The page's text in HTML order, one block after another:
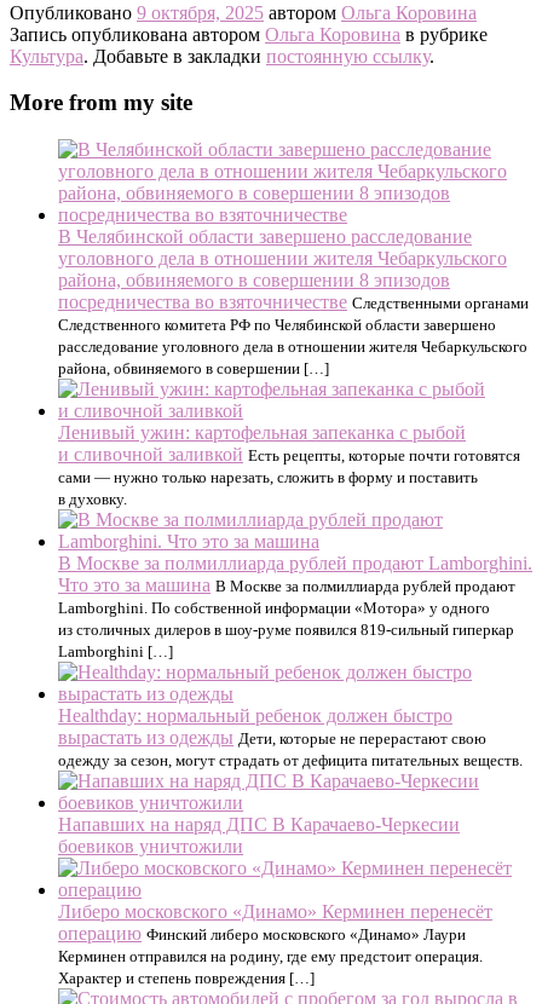
Опубликовано 9 октября, 2025 автором Ольга Коровина
Запись опубликована автором Ольга Коровина в рубрике
Культура. Добавьте в закладки постоянную ссылку.
More from my site
В Челябинской области завершено расследование
уголовного дела в отношении жителя Чебаркульского
района, обвиняемого в совершении 8 эпизодов
посредничества во взяточничестве Следственными органами
Следственного комитета РФ по Челябинской области завершено
расследование уголовного дела в отношении жителя Чебаркульского
района, обвиняемого в совершении […]
Ленивый ужин: картофельная запеканка с рыбой
и сливочной заливкой Есть рецепты, которые почти готовятся
сами — нужно только нарезать, сложить в форму и поставить
в духовку.
В Москве за полмиллиарда рублей продают Lamborghini.
Что это за машина В Москве за полмиллиарда рублей продают
Lamborghini. По собственной информации «Мотора» у одного
из столичных дилеров в шоу-руме появился 819-сильный гиперкар
Lamborghini […]
Healthday: нормальный ребенок должен быстро
вырастать из одежды Дети, которые не перерастают свою
одежду за сезон, могут страдать от дефицита питательных веществ.
Напавших на наряд ДПС В Карачаево-Черкесии
боевиков уничтожили
Либеро московского «Динамо» Керминен перенесёт
операцию Финский либеро московского «Динамо» Лаури
Керминен отправился на родину, где ему предстоит операция.
Характер и степень повреждения […]